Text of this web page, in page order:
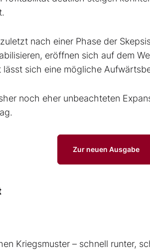
nach einer Phase der
eröffnen sich auf dem
lässt sich eine mögliche
noch eher unbeachteten
Zur neuen Ausgabe
Kriegsmuster – schnell runter,